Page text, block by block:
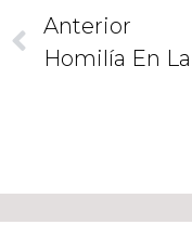
Anterior